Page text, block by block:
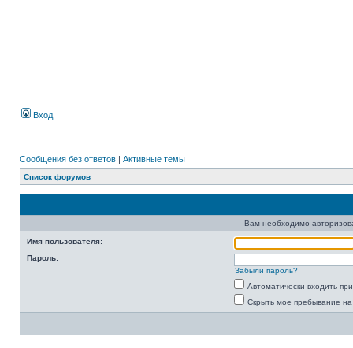
Вход
Сообщения без ответов | Активные темы
Список форумов
Вам необходимо
Имя пользователя:
Пароль:
Забыли пароль?
Автоматически входить
Скрыть мое пребывание